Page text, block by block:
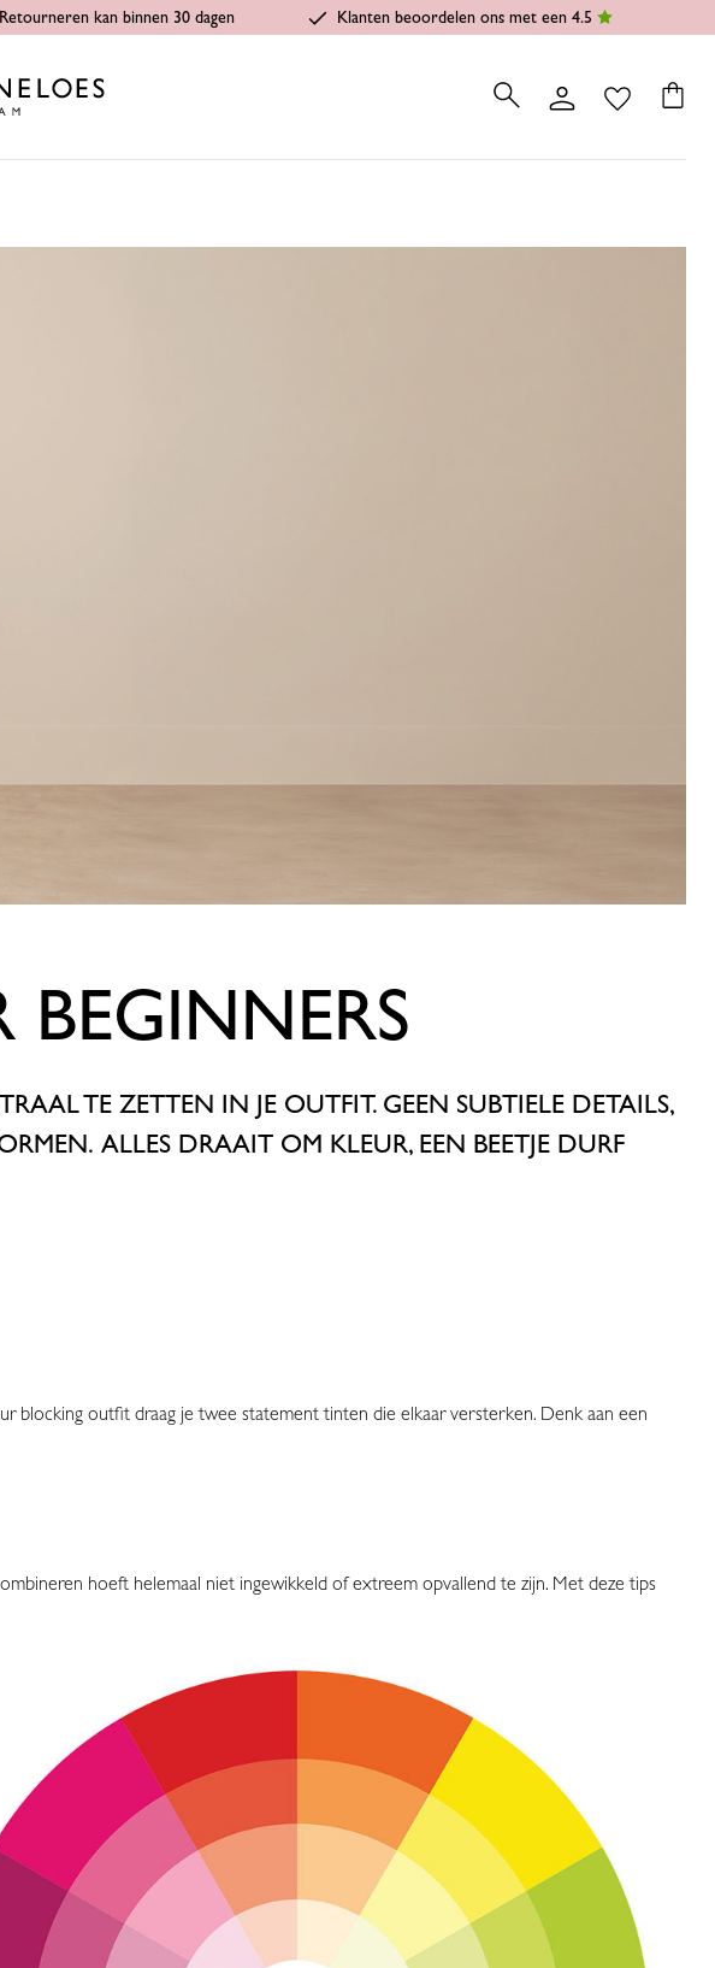
Retourneren kan binnen 30 dagen Klanten beoordelen ons met een 4.5
TE ZETTEN IN JE OUTFIT. GEEN SUBTIELE DETAILS,
ALLES DRAAIT OM KLEUR, EEN BEETJE DURF
blocking outfit draag je twee statement tinten die elkaar versterken. Denk aan een
hoeft helemaal niet ingewikkeld of extreem opvallend te zijn. Met deze tips